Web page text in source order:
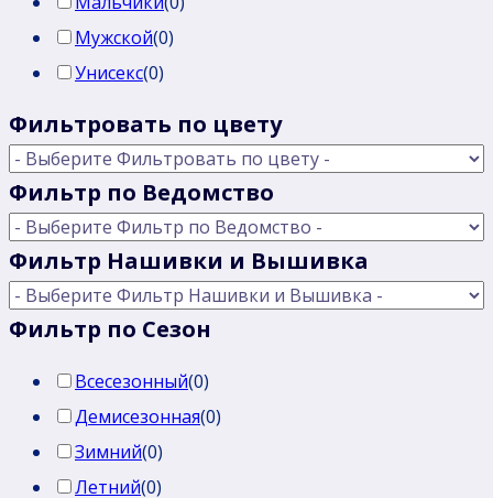
Мужской(0)
Унисекс(0)
Фильтровать по цвету
Фильтр по Ведомство
Фильтр Нашивки и Вышивка
Фильтр по Сезон
Всесезонный(0)
Демисезонная(0)
Зимний(0)
Летний(0)